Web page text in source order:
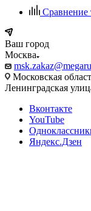
Сравнение
Ваш город
Москва
Московская
Ленинградская
Вконтакте
YouTube
Яндекс.Дзен